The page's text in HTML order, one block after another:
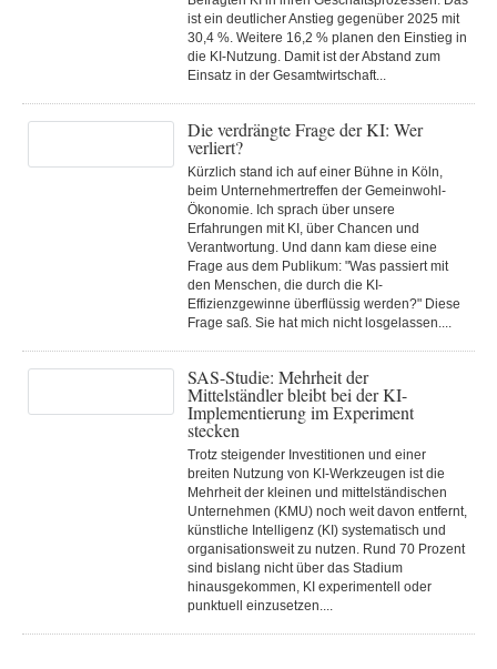
ist ein deutlicher Anstieg gegenüber 2025 mit
30,4 %. Weitere 16,2 % planen den Einstieg in
die KI-Nutzung. Damit ist der Abstand zum
Einsatz in der Gesamtwirtschaft...
Die verdrängte Frage der KI: Wer
verliert?
Kürzlich stand ich auf einer Bühne in Köln,
beim Unternehmertreffen der Gemeinwohl-
Ökonomie. Ich sprach über unsere
Erfahrungen mit KI, über Chancen und
Verantwortung. Und dann kam diese eine
Frage aus dem Publikum: "Was passiert mit
den Menschen, die durch die KI-
Effizienzgewinne überflüssig werden?" Diese
Frage saß. Sie hat mich nicht losgelassen....
SAS-Studie: Mehrheit der
Mittelständler bleibt bei der KI-
Implementierung im Experiment
stecken
Trotz steigender Investitionen und einer
breiten Nutzung von KI-Werkzeugen ist die
Mehrheit der kleinen und mittelständischen
Unternehmen (KMU) noch weit davon entfernt,
künstliche Intelligenz (KI) systematisch und
organisationsweit zu nutzen. Rund 70 Prozent
sind bislang nicht über das Stadium
hinausgekommen, KI experimentell oder
punktuell einzusetzen....